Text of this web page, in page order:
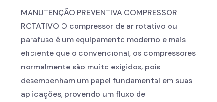
MANUTENÇÃO PREVENTIVA COMPRESSOR
ROTATIVO O compressor de ar rotativo ou
parafuso é um equipamento moderno e mais
eficiente que o convencional, os compressores
normalmente são muito exigidos, pois
desempenham um papel fundamental em suas
aplicações, provendo um fluxo de